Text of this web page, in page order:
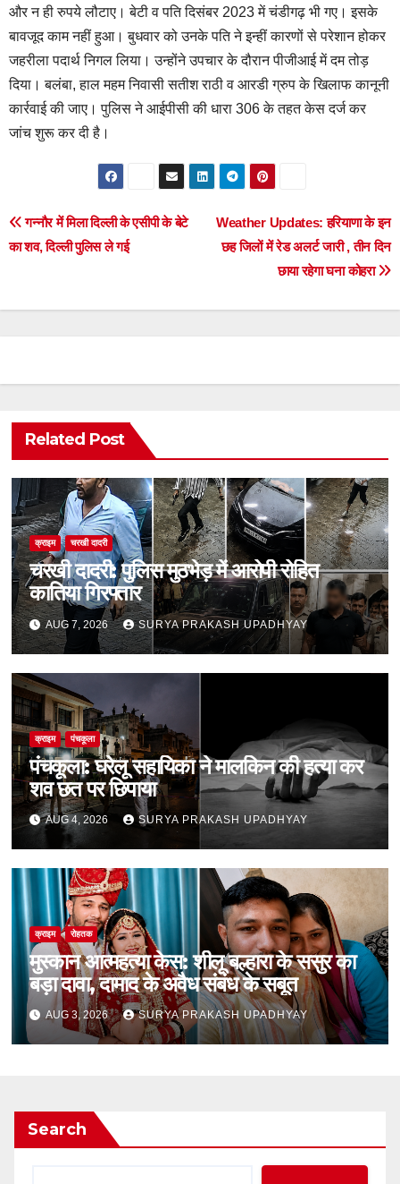
और न ही रुपये लौटाए। बेटी व पति दिसंबर 2023 में चंडीगढ़ भी गए। इसके
बावजूद काम नहीं हुआ। बुधवार को उनके पति ने इन्हीं कारणों से परेशान होकर
जहरीला पदार्थ निगल लिया। उन्होंने उपचार के दौरान पीजीआई में दम तोड़
दिया। बलंबा, हाल महम निवासी सतीश राठी व आरडी ग्रुप के खिलाफ कानूनी
कार्रवाई की जाए। पुलिस ने आईपीसी की धारा 306 के तहत केस दर्ज कर
जांच शुरू कर दी है।
Post
navigation
Weather Updates: हरियाणा के इन
छह जिलों में रेड अलर्ट जारी , तीन दिन
छाया रहेगा घना कोहरा
गन्नौर में मिला दिल्ली के एसीपी के बेटे
का शव, दिल्ली पुलिस ले गई
Related Post
क्राइम चरखी दादरी
चरखी दादरी: पुलिस मुठभेड़ में आरोपी रोहित
कातिया गिरफ्तार
AUG 7, 2026 SURYA PRAKASH UPADHYAY
क्राइम पंचकूला
पंचकूला: घरेलू सहायिका ने मालकिन की हत्या कर
शव छत पर छिपाया
AUG 4, 2026 SURYA PRAKASH UPADHYAY
क्राइम रोहतक
मुस्कान आत्महत्या केस: शीलू बल्हारा के ससुर का
बड़ा दावा, दामाद के अवैध संबंध के सबूत
AUG 3, 2026 SURYA PRAKASH UPADHYAY
Search